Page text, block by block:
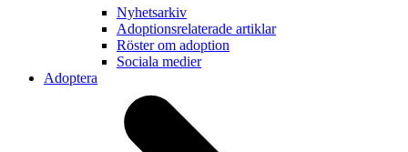
Nyhetsarkiv
Adoptionsrelaterade artiklar
Röster om adoption
Sociala medier
Adoptera